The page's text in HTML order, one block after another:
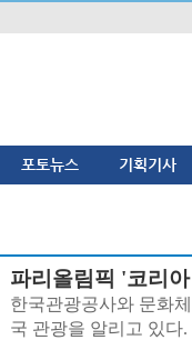
포토뉴스 기획기사
파리올림픽 '코리
한국관광공사와 문화
국 관광을 알리고 있다